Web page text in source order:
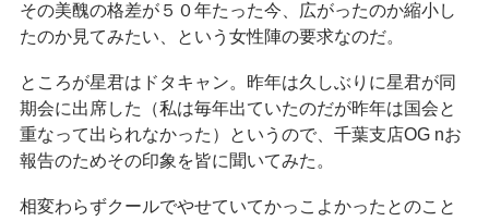
その美醜の格差が５０年たった今、広がったのか縮小し
たのか見てみたい、という女性陣の要求なのだ。
ところが星君はドタキャン。昨年は久しぶりに星君が同
期会に出席した（私は毎年出ていたのだが昨年は国会と
重なって出られなかった）というので、千葉支店OG nお
報告のためその印象を皆に聞いてみた。
相変わらずクールでやせていてかっこよかったとのこと